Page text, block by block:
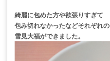
綺麗に包めた方や欲張りすぎて
包み切れなかったなどそれぞれの
雪見大福ができました。